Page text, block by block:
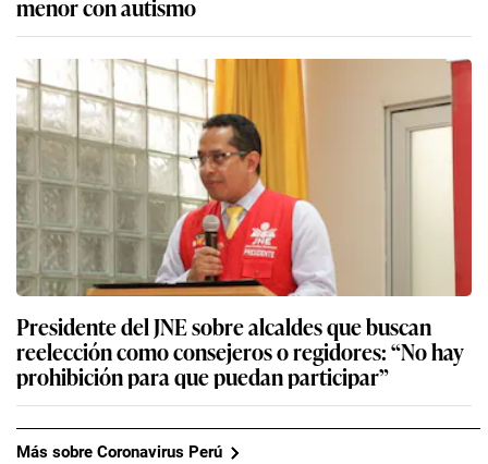
Presidente del JNE sobre alcaldes que buscan
reelección como consejeros o regidores: “No hay
prohibición para que puedan participar”
Más sobre Coronavirus Perú